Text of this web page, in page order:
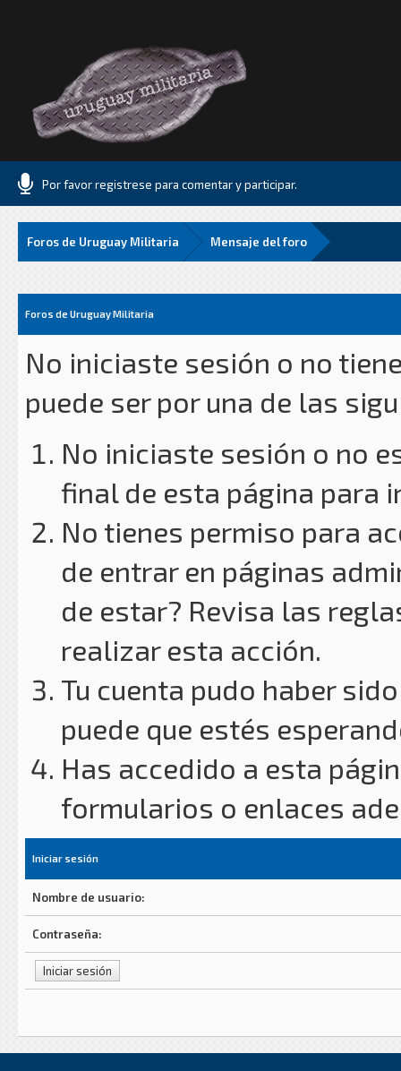
Por favor registrese para comentar y participar.
Foros de Uruguay Militaria Mensaje del foro
Foros de Uruguay Militaria
No iniciaste sesión o no
puede ser por una de las
No iniciaste sesión o no
final de esta página para
No tienes permiso para
de entrar en páginas
de estar? Revisa las
realizar esta acción.
Tu cuenta pudo haber
puede que estés
Has accedido a esta
formularios o enlaces
Iniciar sesión
Nombre de usuario:
Contraseña: